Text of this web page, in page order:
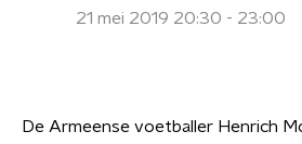
21 mei 2019 20:30 - 23:00
De Armeense voetballer Henrich